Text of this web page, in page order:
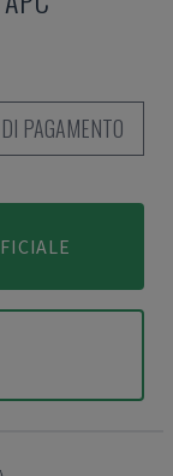
PAGAMENTO